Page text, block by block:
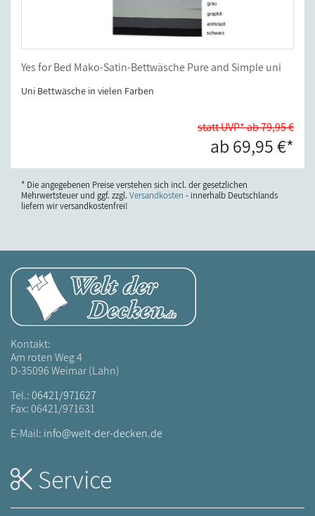
Yes for Bed Mako-Satin-Bettwäsche Pure and Simple uni
Uni Bettwäsche in vielen Farben
statt UVP* ab 79,95 €
ab 69,95 €*
* Die angegebenen Preise verstehen sich incl. der gesetzlichen
Mehrwertsteuer und ggf. zzgl. Versandkosten - innerhalb Deutschlands
liefern wir versandkostenfrei!
Kontakt:
Am roten Weg 4
D-35096 Weimar (Lahn)
Tel.:06421/971627
Fax: 06421/971631
E-Mail: info@welt-der-decken.de
Service